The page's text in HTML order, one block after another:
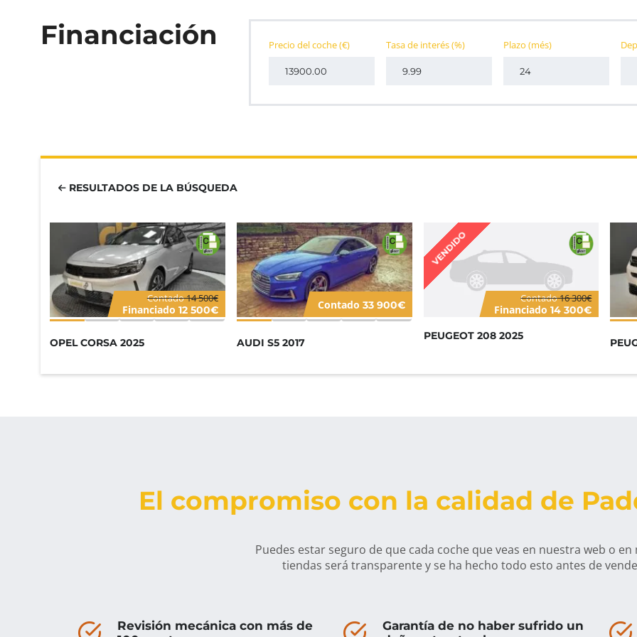
Financiación Precio del coche(€) Tasa de interés(%) Plazo(més)
RESULTADOS DE LA BÚSQUEDA
Contado14 500€
Financiado 12 500€
OPEL CORSA 2025
Contado 33 900€
AUDI S5 2017
VENDIDO
Contado16 300€
Financiado 14 300€
PEUGEOT 208 2025
El compromiso con la calidad de
Puedes estar seguro de que cada coche que veas en nuestra web o en
tiendas será transparente y se ha hecho todo esto antes de
Revisión mecánica con más de
Garantía de no haber sufrido un